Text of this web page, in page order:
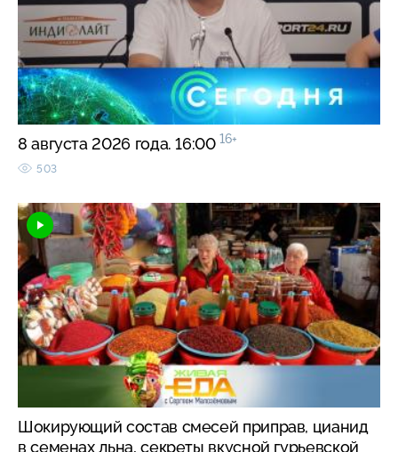
8 августа 2026 года. 16:00 16+
503
Шокирующий состав смесей приправ, цианид
в семенах льна, секреты вкусной гурьевской